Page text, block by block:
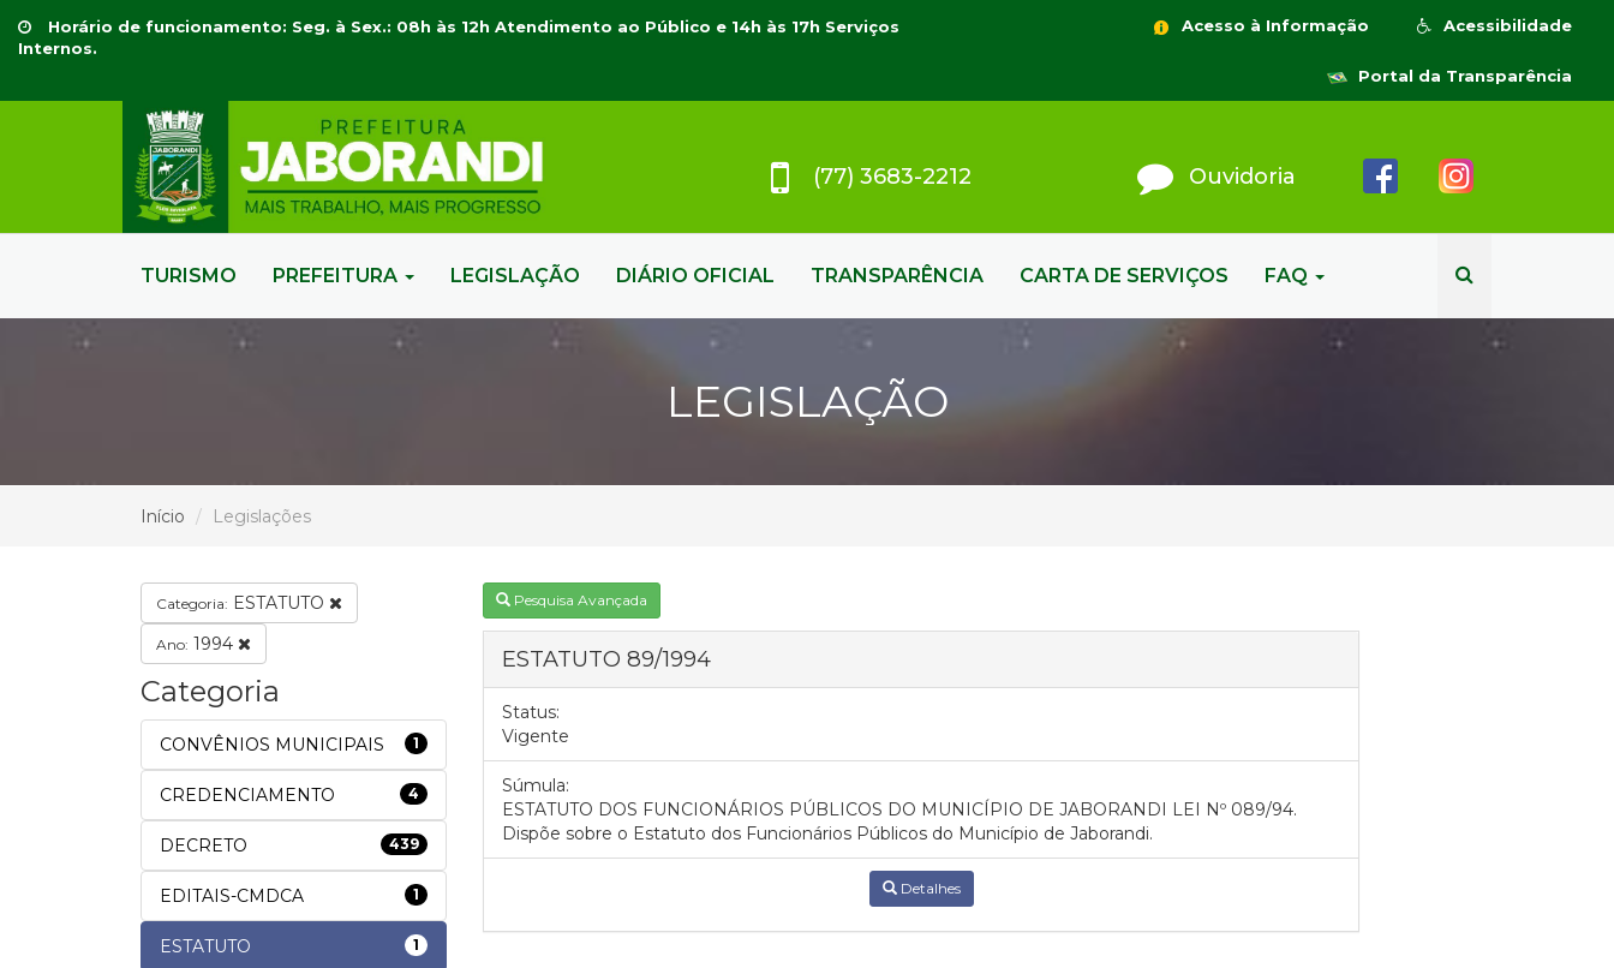
Horário de funcionamento: Seg. à Sex.: 08h às 12h Atendimento ao Público e 14h às 17h Serviços
Internos.
Acessibilidade
Acesso à Informação
Portal da Transparência
(77) 3683-2212 Ouvidoria
TURISMO PREFEITURA LEGISLAÇÃO DIÁRIO OFICIAL TRANSPARÊNCIA CARTA DE SERVIÇOS FAQ
LEGISLAÇÃO
Início Legislações
Categoria: ESTATUTO
Ano: 1994
Categoria
CONVÊNIOS MUNICIPAIS 1
CREDENCIAMENTO 4
DECRETO 439
EDITAIS-CMDCA 1
ESTATUTO 1
Pesquisa Avançada
ESTATUTO 89/1994
Status:
Vigente
Súmula:
ESTATUTO DOS FUNCIONÁRIOS PÚBLICOS DO MUNICÍPIO DE JABORANDI LEI Nº 089/94.
Dispõe sobre o Estatuto dos Funcionários Públicos do Município de Jaborandi.
Detalhes